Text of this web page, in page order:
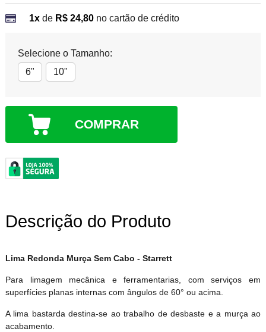
1xde R$ 24,80 no cartão de crédito
Selecione o Tamanho:
6"
10"
COMPRAR
Descrição do Produto
Lima Redonda Murça Sem Cabo - Starrett
Para limagem mecânica e ferramentarias, com serviços em
superfícies planas internas com ângulos de 60° ou acima.
A lima bastarda destina-se ao trabalho de desbaste e a murça ao
acabamento.